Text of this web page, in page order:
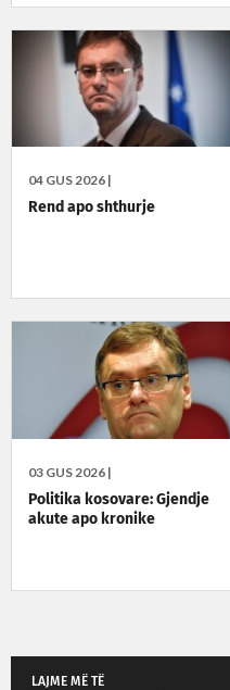
04 GUS 2026 |
Rend apo shthurje
03 GUS 2026 |
Politika kosovare: Gjendje
akute apo kronike
LAJME MË TË